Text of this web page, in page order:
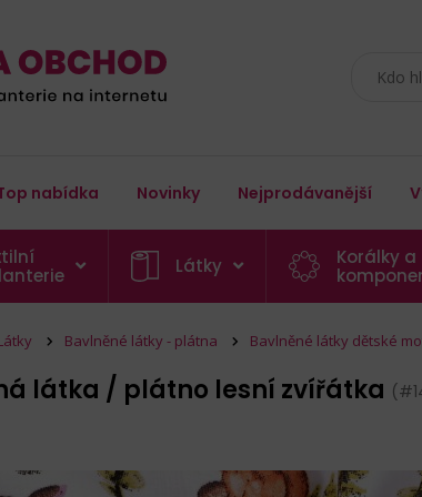
nabídka Novinky Nejprodávanější
Látky
Korálky a
Bavlněné látky - plátna Bavlněné látky dětské
látka / plátno lesní zvířátka